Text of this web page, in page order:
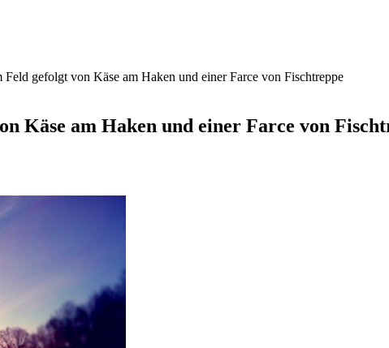
gefolgt von Käse am Haken und einer Farce von Fischtreppe
Käse am Haken und einer Farce von